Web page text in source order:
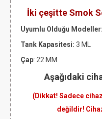
İki çeşitte Smok
Uyumlu Olduğu Modeller:
Tank Kapasitesi: 3 ML
Çap: 22 MM
Aşağıdaki
(Dikkat! Sadece
değildir!